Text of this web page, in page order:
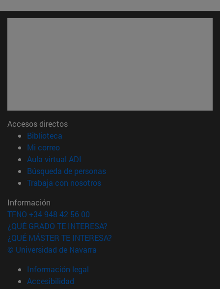
Accesos directos
Biblioteca
Mi correo(abre en nueva ventana)
Aula virtual ADI
Búsqueda de personas(abre en nueva ventana)
Trabaja con nosotros(abre en nueva ventana)
Información
TFNO +34 948 42 56 00
¿QUÉ GRADO TE INTERESA?
¿QUÉ MÁSTER TE INTERESA?
© Universidad de Navarra
Información legal
Accesibilidad